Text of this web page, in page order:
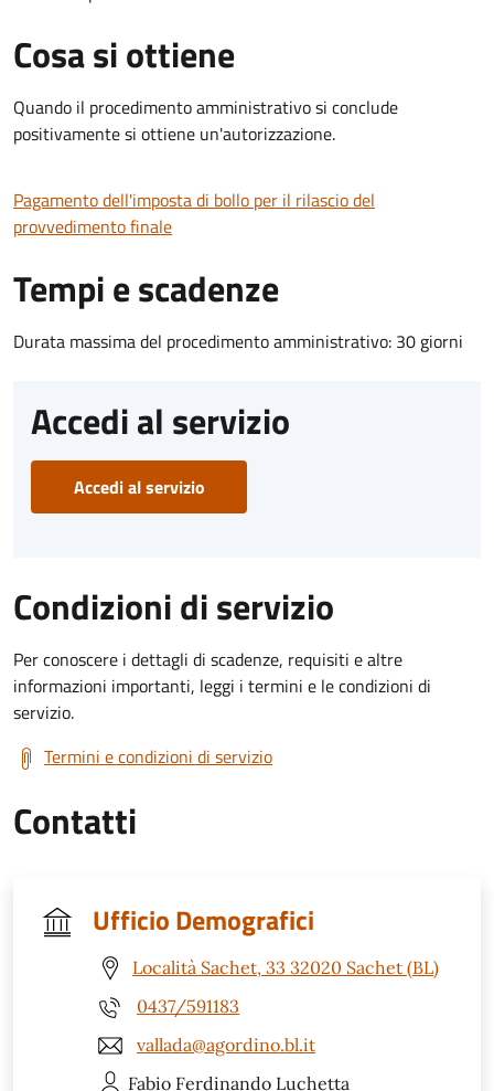
Cosa si ottiene
Quando il procedimento amministrativo si conclude
positivamente si ottiene un'autorizzazione.
Pagamento dell'imposta di bollo per il rilascio del
provvedimento finale
Tempi e scadenze
Durata massima del procedimento amministrativo: 30 giorni
Accedi al servizio
Accedi al servizio
Condizioni di servizio
Per conoscere i dettagli di scadenze, requisiti e altre
informazioni importanti, leggi i termini e le condizioni di
servizio.
Termini e condizioni di servizio
Contatti
Ufficio Demografici
Località Sachet, 33 32020 Sachet (BL)
0437/591183
vallada@agordino.bl.it
Fabio Ferdinando Luchetta